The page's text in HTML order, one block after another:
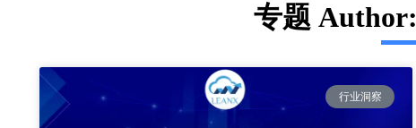
专题 Author:
行业洞察